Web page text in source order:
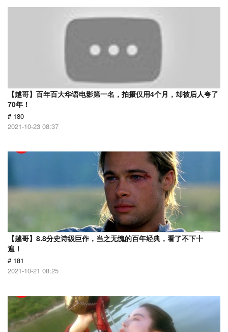
【越哥】百年百大华语电影第一名，拍摄仅用4个月，却被后人夸了
70年！
# 180
2021-10-23 08:37
【越哥】8.8分史诗级巨作，当之无愧的百年经典，看了不下十
遍！
# 181
2021-10-21 08:25